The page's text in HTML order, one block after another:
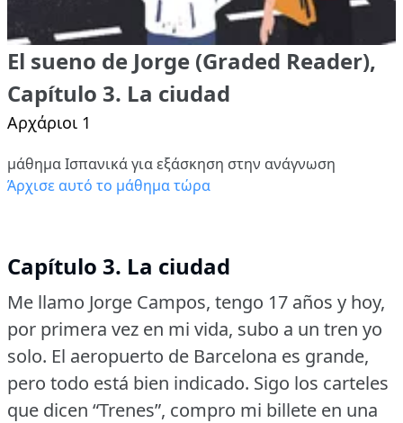
El sueno de Jorge (Graded Reader),
Capítulo 3. La ciudad
Αρχάριοι 1
μάθημα Ισπανικά για εξάσκηση στην ανάγνωση
Άρχισε αυτό το μάθημα τώρα
Capítulo 3. La ciudad
Me llamo Jorge Campos, tengo 17 años y hoy,
por primera vez en mi vida, subo a un tren yo
solo. El aeropuerto de Barcelona es grande,
pero todo está bien indicado. Sigo los carteles
que dicen “Trenes”, compro mi billete en una